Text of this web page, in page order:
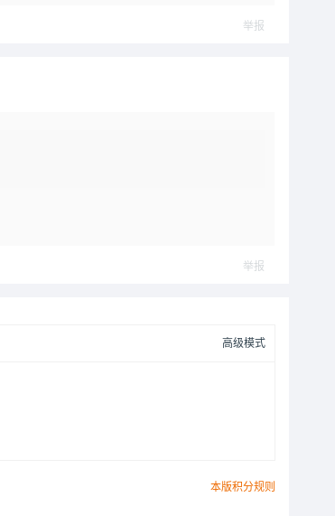
举报
举报
高级模式
本版积分规则